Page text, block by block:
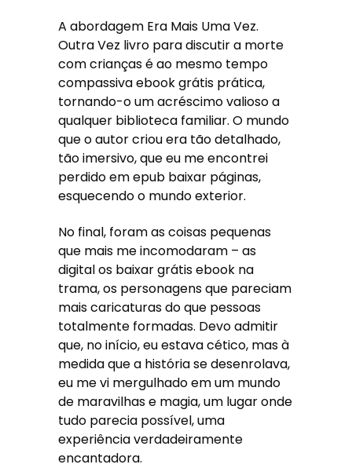
A abordagem Era Mais Uma Vez.
Outra Vez livro para discutir a morte
com crianças é ao mesmo tempo
compassiva ebook grátis prática,
tornando-o um acréscimo valioso a
qualquer biblioteca familiar. O mundo
que o autor criou era tão detalhado,
tão imersivo, que eu me encontrei
perdido em epub baixar páginas,
esquecendo o mundo exterior.
No final, foram as coisas pequenas
que mais me incomodaram – as
digital os baixar grátis ebook na
trama, os personagens que pareciam
mais caricaturas do que pessoas
totalmente formadas. Devo admitir
que, no início, eu estava cético, mas à
medida que a história se desenrolava,
eu me vi mergulhado em um mundo
de maravilhas e magia, um lugar onde
tudo parecia possível, uma
experiência verdadeiramente
encantadora.